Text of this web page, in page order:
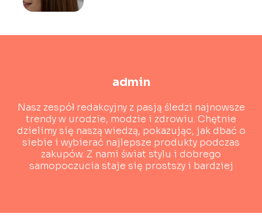
admin
Nasz zespół redakcyjny z pasją śledzi najnowsze
trendy w urodzie, modzie i zdrowiu. Chętnie
dzielimy się naszą wiedzą, pokazując, jak dbać o
siebie i wybierać najlepsze produkty podczas
zakupów. Z nami świat stylu i dobrego
samopoczucia staje się prostszy i bardziej